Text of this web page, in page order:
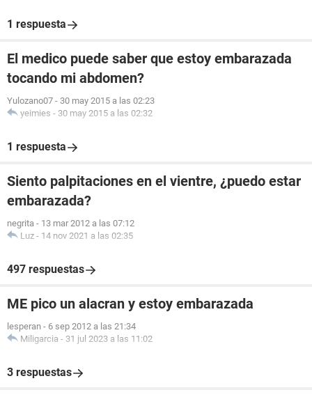
1 respuesta
El medico puede saber que estoy embarazada
tocando mi abdomen?
Yulozano07 - 30 may 2015 a las 02:23
yeimies - 30 may 2015 a las 02:32
1 respuesta
Siento palpitaciones en el vientre, ¿puedo estar
embarazada?
negrita - 13 mar 2012 a las 07:12
Luz - 14 nov 2021 a las 02:35
497 respuestas
ME pico un alacran y estoy embarazada
lesperan - 6 sep 2012 a las 21:34
Miligarcia - 31 jul 2023 a las 11:02
3 respuestas